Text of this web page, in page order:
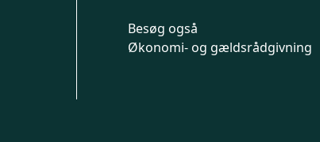
Besøg også
Økonomi- og gældsrådgivning